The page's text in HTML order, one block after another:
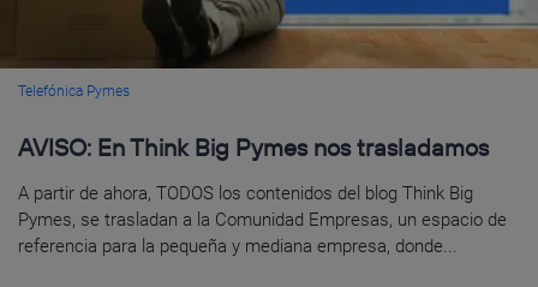
Telefónica Pymes
AVISO: En Think Big Pymes nos trasladamos
A partir de ahora, TODOS los contenidos del blog Think Big
Pymes, se trasladan a la Comunidad Empresas, un espacio de
referencia para la pequeña y mediana empresa, donde...